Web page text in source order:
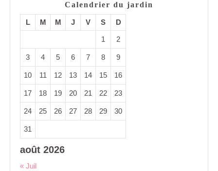
Calendrier du jardin
août 2026
L M M J V S D
1 2
3 4 5 6 7 8 9
10 11 12 13 14 15 16
17 18 19 20 21 22 23
24 25 26 27 28 29 30
31
« Juil